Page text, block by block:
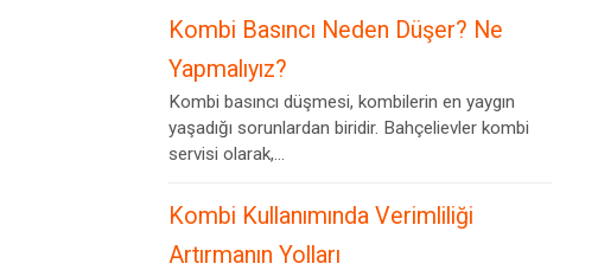
Kombi Basıncı Neden Düşer? Ne
Yapmalıyız?
Kombi basıncı düşmesi, kombilerin en yaygın
yaşadığı sorunlardan biridir. Bahçelievler kombi
servisi olarak,...
Kombi Kullanımında Verimliliği
Artırmanın Yolları